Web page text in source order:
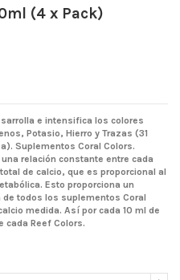
(4 x Pack)
e intensifica los colores
Potasio, Hierro y Trazas (31
Suplementos Coral Colors.
relación constante entre cada
de calcio, que es proporcional al
Esto proporciona un
todos los suplementos Coral
medida. Así por cada 10 ml de
cada Reef Colors.